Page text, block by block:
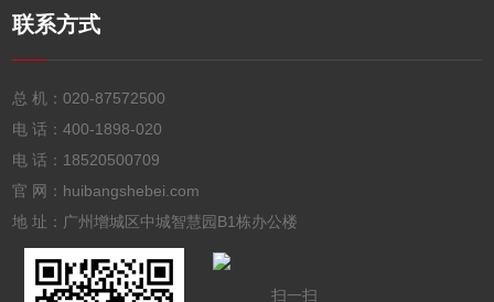
联系方式
总 机：020-87572500
电 话：400-1898-020
电 话： 18520500709
官 网：huibangshebei.com
地 址：广州增城区中城智慧园B1栋办公楼
扫一扫